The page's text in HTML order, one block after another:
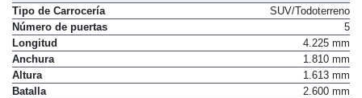
Tipo de Carrocería
SUV/Todoterreno
Número de puertas
5
Longitud
4.225 mm
Anchura
1.810 mm
Altura
1.613 mm
Batalla
2.600 mm